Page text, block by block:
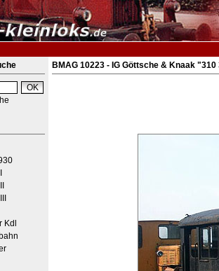
BMAG 10223 - IG Göttsche & Knaak "310